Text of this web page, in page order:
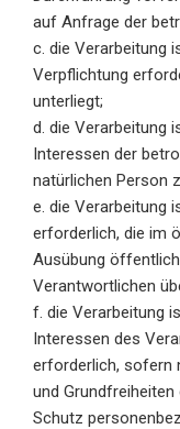
auf Anfrage der
c. die Verarbeitung
Verpflichtung
unterliegt;
d. die Verarbeitung
Interessen der
natürlichen Person
e. die Verarbeitung
erforderlich, die im
Ausübung
Verantwortlichen
f. die Verarbeitung
Interessen des
erforderlich, sofern
und
Schutz